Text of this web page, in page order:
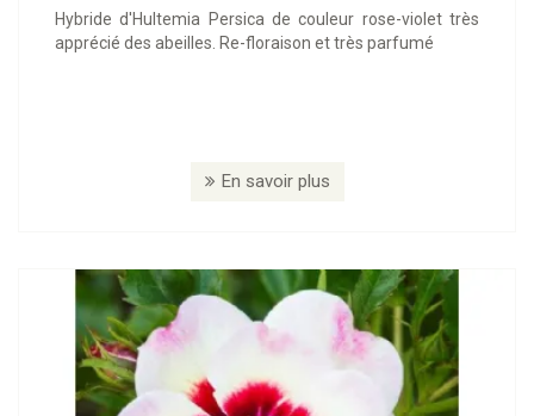
Hybride d'Hultemia Persica de couleur rose-violet très
apprécié des abeilles. Re-floraison et très parfumé
En savoir plus